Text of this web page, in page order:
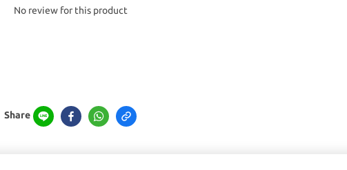
No review for this product
Share